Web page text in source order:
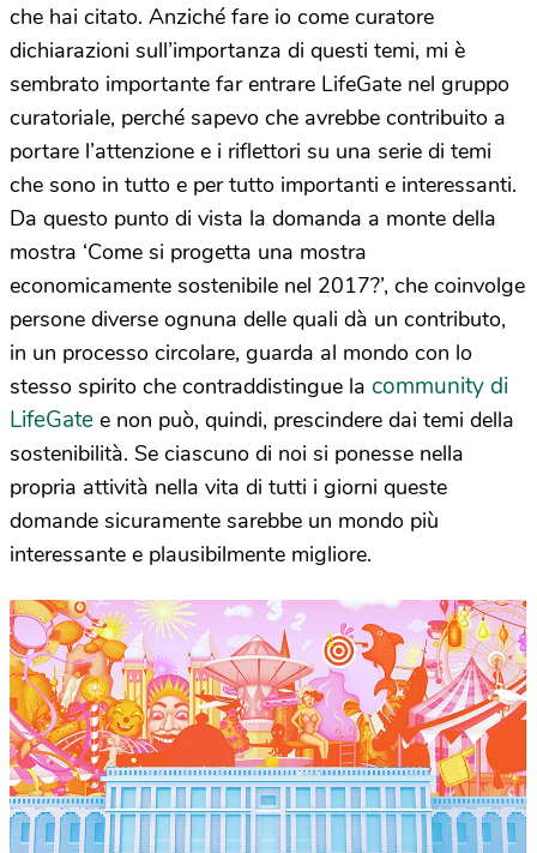
che hai citato. Anziché fare io come curatore
dichiarazioni sull’importanza di questi temi, mi è
sembrato importante far entrare LifeGate nel gruppo
curatoriale, perché sapevo che avrebbe contribuito a
portare l’attenzione e i riflettori su una serie di temi
che sono in tutto e per tutto importanti e interessanti.
Da questo punto di vista la domanda a monte della
mostra ‘Come si progetta una mostra
economicamente sostenibile nel 2017?’, che coinvolge
persone diverse ognuna delle quali dà un contributo,
in un processo circolare, guarda al mondo con lo
stesso spirito che contraddistingue la community di
LifeGate e non può, quindi, prescindere dai temi della
sostenibilità. Se ciascuno di noi si ponesse nella
propria attività nella vita di tutti i giorni queste
domande sicuramente sarebbe un mondo più
interessante e plausibilmente migliore.